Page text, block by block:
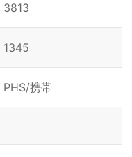
3813
1345
PHS/携帯